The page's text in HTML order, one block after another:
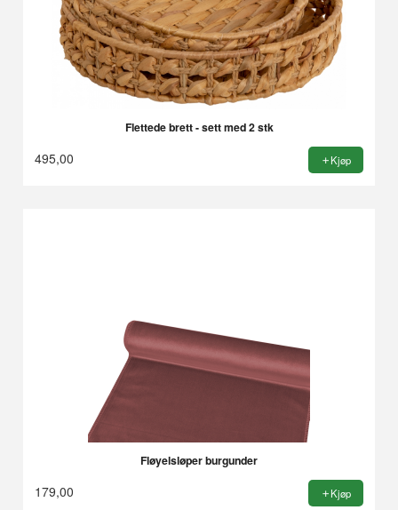
Flettede brett - sett med 2 stk
495,00 Kjøp
Fløyelsløper burgunder
179,00 Kjøp